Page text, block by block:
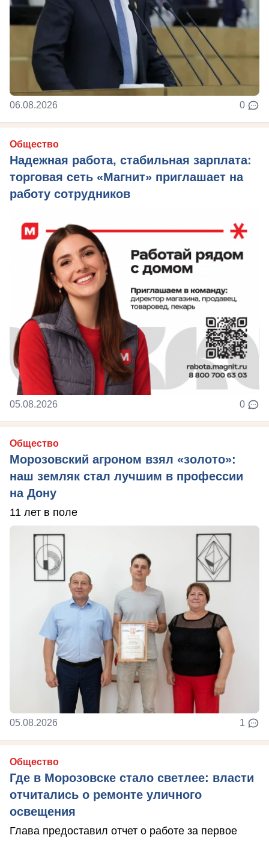
06.08.2026 0
Общество
Надежная работа, стабильная зарплата:
торговая сеть «Магнит» приглашает на
работу сотрудников
05.08.2026 0
Общество
Морозовский агроном взял «золото»:
наш земляк стал лучшим в профессии
на Дону
11 лет в поле
05.08.2026 1
Общество
Где в Морозовске стало светлее: власти
отчитались о ремонте уличного
освещения
Глава предоставил отчет о работе за первое